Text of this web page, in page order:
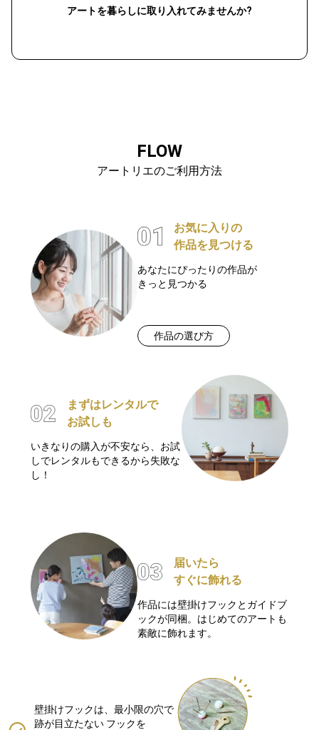
アートを暮らしに取り入れてみませんか?
FLOW
アートリエのご利用方法
お気に入りの
作品を見つける
あなたにぴったりの作品が
きっと見つかる
作品の選び方
まずはレンタルで
お試しも
いきなりの購入が不安なら、お試
しでレンタルもできるから失敗な
し！
届いたら
すぐに飾れる
作品には壁掛けフックとガイドブ
ックが同梱。はじめてのアートも
素敵に飾れます。
壁掛けフックは、最小限の穴で
跡が目立たない フックを